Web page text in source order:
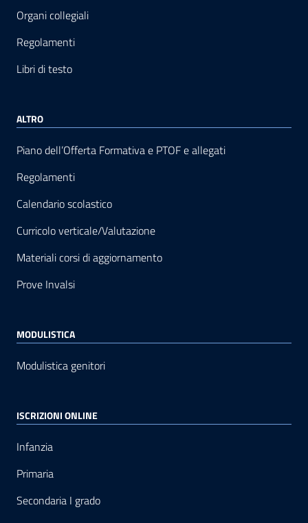
Organi collegiali
Regolamenti
Libri di testo
ALTRO
Piano dell’Offerta Formativa e PTOF e allegati
Regolamenti
Calendario scolastico
Curricolo verticale/Valutazione
Materiali corsi di aggiornamento
Prove Invalsi
MODULISTICA
Modulistica genitori
ISCRIZIONI ONLINE
Infanzia
Primaria
Secondaria I grado